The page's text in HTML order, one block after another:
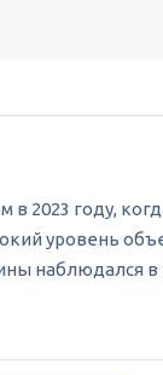
2023 году,
уровень
наблюдался в